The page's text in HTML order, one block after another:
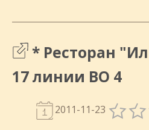
* Ресторан
17 линии ВО 4
2011-11-23